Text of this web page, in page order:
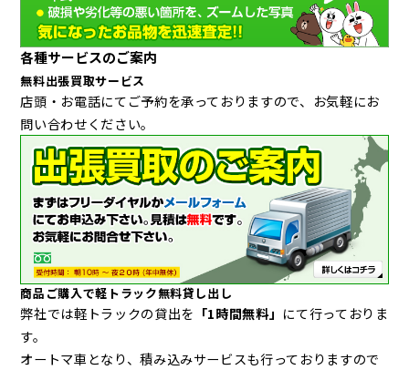
各種サービスのご案内
無料出張買取サービス
店頭・お電話にてご予約を承っておりますので、お気軽にお
問い合わせください。
商品ご購入で軽トラック無料貸し出し
弊社では軽トラックの貸出を 「1時間無料」 にて行っておりま
す。
オートマ車となり、積み込みサービスも行っておりますので